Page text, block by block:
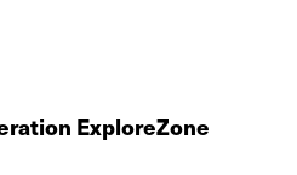
ExploreZone